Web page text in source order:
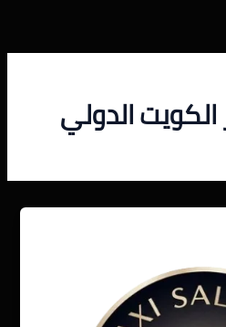
الدولي